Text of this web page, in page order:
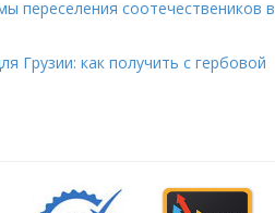
переселения соотечествеников в
Грузии: как получить с гербовой